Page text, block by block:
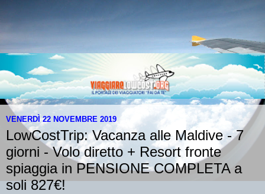
VENERDÌ 22 NOVEMBRE 2019
LowCostTrip: Vacanza alle Maldive - 7
giorni - Volo diretto + Resort fronte
spiaggia in PENSIONE COMPLETA a
soli 827€!